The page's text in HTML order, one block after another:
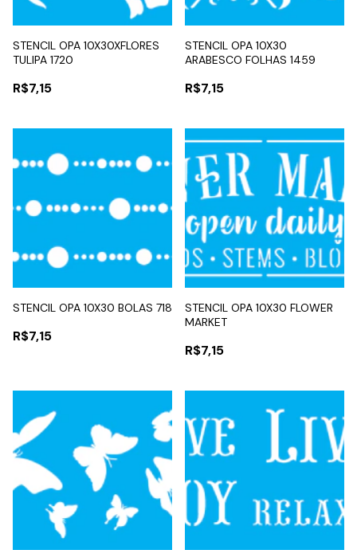
STENCIL OPA 10X30XFLORES
TULIPA 1720
R$7,15
STENCIL OPA 10X30
ARABESCO FOLHAS 1459
R$7,15
STENCIL OPA 10X30 BOLAS 718
R$7,15
STENCIL OPA 10X30 FLOWER
MARKET
R$7,15